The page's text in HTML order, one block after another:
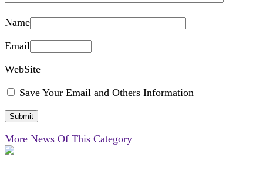
Name
Email
WebSite
Save Your Email and Others Information
More News Of This Category